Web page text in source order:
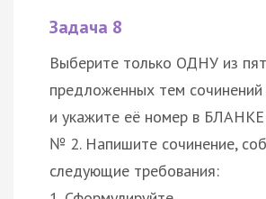
Задача 8
Выберите только ОДНУ из
предложенных тем
и укажите её номер в
№ 2. Напишите сочинение,
следующие требования: